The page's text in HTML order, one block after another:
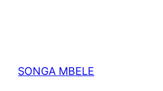
SONGA MBELE